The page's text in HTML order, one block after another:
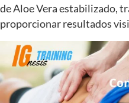
de Aloe Vera estabilizado,
proporcionar resultados